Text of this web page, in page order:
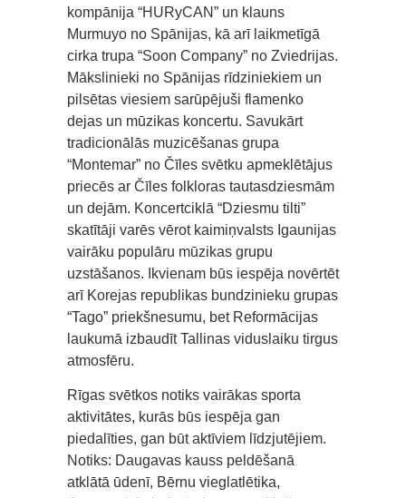
kompānija “HURyCAN” un klauns
Murmuyo no Spānijas, kā arī laikmetīgā
cirka trupa “Soon Company” no Zviedrijas.
Mākslinieki no Spānijas rīdziniekiem un
pilsētas viesiem sarūpējuši flamenko
dejas un mūzikas koncertu. Savukārt
tradicionālās muzicēšanas grupa
“Montemar” no Čīles svētku apmeklētājus
priecēs ar Čīles folkloras tautasdziesmām
un dejām. Koncertciklā “Dziesmu tilti”
skatītāji varēs vērot kaimiņvalsts Igaunijas
vairāku populāru mūzikas grupu
uzstāšanos. Ikvienam būs iespēja novērtēt
arī Korejas republikas bundzinieku grupas
“Tago” priekšnesumu, bet Reformācijas
laukumā izbaudīt Tallinas viduslaiku tirgus
atmosfēru.
Rīgas svētkos notiks vairākas sporta
aktivitātes, kurās būs iespēja gan
piedalīties, gan būt aktīviem līdzjutējiem.
Notiks: Daugavas kauss peldēšanā
atklātā ūdenī, Bērnu vieglatlētika,